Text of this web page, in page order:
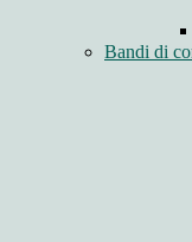
Bandi di